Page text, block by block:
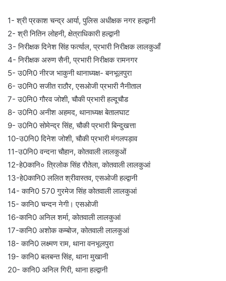
1- श्री प्रकाश चन्द्र आर्या, पुलिस अधीक्षक नगर हल्द्वानी
2- श्री नितिन लोहनी, क्षेत्राधिकारी हल्द्वानी
3- निरीक्षक दिनेश सिंह फर्त्याल, प्रभारी निरीक्षक लालकुआँ
4- निरीक्षक अरुण सैनी, प्रभारी निरीक्षक रामनगर
5- उ0नि0 नीरज भाकुनी थानाध्यक्ष- बनभूलपुरा
6- उ0नि0 सजीत राठौर, एसओजी प्रभारी नैनीताल
7- उ0नि0 गौरव जोशी, चौकी प्रभारी हल्दूचौड
8- उ0नि0 अनीश अहमद, थानाध्यक्ष बेतालघाट
9- उ0नि0 सोमेन्द्र सिंह, चौकी प्रभारी बिन्दुखत्ता
10-उ0नि0 दिनेश जोशी, चौकी प्रभारी मंगलपड़ाव
11-उ0नि0 वन्दना चौहान, कोतवाली लालकुओं
12-हे0कानि० त्रिलोक सिंह रौतेला, कोतवाली लालकुआं
13-हे0कानि0 ललित श्रीवास्तव, एसओजी हल्द्वानी
14- कानि0 570 गुरमेज सिंह कोतवाली लालकुआं
15- कानि0 चन्दन नेगी। एसओजी
16-कानि0 अनिल शर्मा, कोतवाली लालकुआं
17-कानि0 अशोक कम्बोज, कोतवाली लालकुआं
18- कानि0 लक्ष्मण राम, थाना वनभूलपुरा
19- कानि0 बलबन्त सिंह, थाना मुखानी
20- कानि0 अनिल गिरी, थाना हल्द्वानी